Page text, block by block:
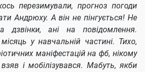
перезимували, прогноз погоди
Андрюху. А він не пінгується! Не
дзвінки, ані на повідомлення.
у навчальній частині. Тихо,
маніфестацій на фб, нікому
і мобілізувався. Мабуть, якби